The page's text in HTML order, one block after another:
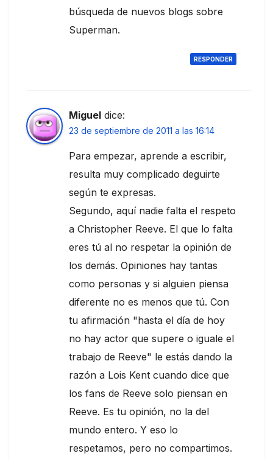
búsqueda de nuevos blogs sobre
Superman.
RESPONDER
Miguel dice:
23 de septiembre de 2011 a las 16:14
Para empezar, aprende a escribir,
resulta muy complicado deguirte
según te expresas.
Segundo, aquí nadie falta el respeto
a Christopher Reeve. El que lo falta
eres tú al no respetar la opinión de
los demás. Opiniones hay tantas
como personas y si alguien piensa
diferente no es menos que tú. Con
tu afirmación "hasta el día de hoy
no hay actor que supere o iguale el
trabajo de Reeve" le estás dando la
razón a Lois Kent cuando dice que
los fans de Reeve solo piensan en
Reeve. Es tu opinión, no la del
mundo entero. Y eso lo
respetamos, pero no compartimos.